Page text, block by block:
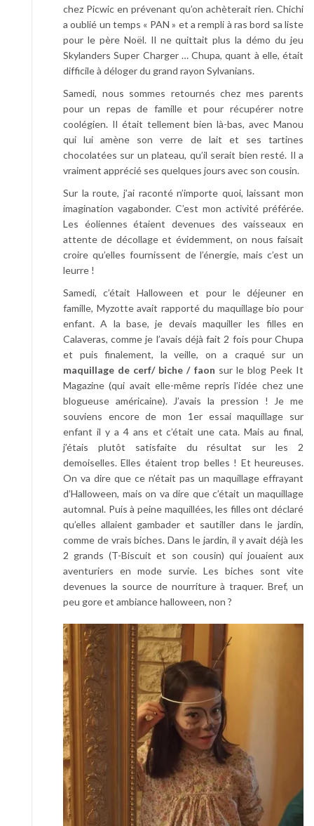
chez Picwic en prévenant qu’on achèterait rien. Chichi
a oublié un temps « PAN » et a rempli à ras bord sa liste
pour le père Noël. Il ne quittait plus la démo du jeu
Skylanders Super Charger … Chupa, quant à elle, était
difficile à déloger du grand rayon Sylvanians.
Samedi, nous sommes retournés chez mes parents
pour un repas de famille et pour récupérer notre
coolégien. Il était tellement bien là-bas, avec Manou
qui lui amène son verre de lait et ses tartines
chocolatées sur un plateau, qu’il serait bien resté. Il a
vraiment apprécié ses quelques jours avec son cousin.
Sur la route, j’ai raconté n’importe quoi, laissant mon
imagination vagabonder. C’est mon activité préférée.
Les éoliennes étaient devenues des vaisseaux en
attente de décollage et évidemment, on nous faisait
croire qu’elles fournissent de l’énergie, mais c’est un
leurre !
Samedi, c’était Halloween et pour le déjeuner en
famille, Myzotte avait rapporté du maquillage bio pour
enfant. A la base, je devais maquiller les filles en
Calaveras, comme je l’avais déjà fait 2 fois pour Chupa
et puis finalement, la veille, on a craqué sur un
maquillage de cerf/ biche / faon sur le blog Peek It
Magazine (qui avait elle-même repris l’idée chez une
blogueuse américaine). J’avais la pression ! Je me
souviens encore de mon 1er essai maquillage sur
enfant il y a 4 ans et c’était une cata. Mais au final,
j’étais plutôt satisfaite du résultat sur les 2
demoiselles. Elles étaient trop belles ! Et heureuses.
On va dire que ce n’était pas un maquillage effrayant
d’Halloween, mais on va dire que c’était un maquillage
automnal. Puis à peine maquillées, les filles ont déclaré
qu’elles allaient gambader et sautiller dans le jardin,
comme de vrais biches. Dans le jardin, il y avait déjà les
2 grands (T-Biscuit et son cousin) qui jouaient aux
aventuriers en mode survie. Les biches sont vite
devenues la source de nourriture à traquer. Bref, un
peu gore et ambiance halloween, non ?